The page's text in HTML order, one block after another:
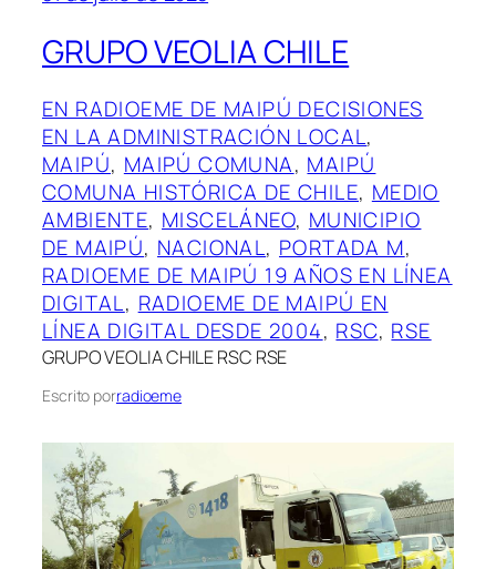
GRUPO VEOLIA CHILE
EN RADIOEME DE MAIPÚ DECISIONES
EN LA ADMINISTRACIÓN LOCAL
MAIPÚ, MAIPÚ COMUNA, MAIPÚ
COMUNA HISTÓRICA DE CHILE, MEDIO
AMBIENTE, MISCELÁNEO, MUNICIPIO
DE MAIPÚ, NACIONAL, PORTADA M
RADIOEME DE MAIPÚ 19 AÑOS EN LÍNEA
DIGITAL, RADIOEME DE MAIPÚ EN
LÍNEA DIGITAL DESDE 2004, RSC, RSE
GRUPO VEOLIA CHILE RSC RSE
Escrito porradioeme